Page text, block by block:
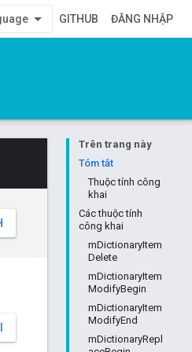
GITHUB ĐĂNG NHẬP
Trên trang này
Tóm tắt
Thuộc tính công
khai
Các thuộc tính
công khai
mDictionaryItem
Delete
mDictionaryItem
ModifyBegin
mDictionaryItem
ModifyEnd
mDictionaryRepl